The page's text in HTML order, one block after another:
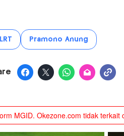
LRT Pramono Anung